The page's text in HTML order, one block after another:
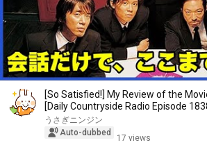
[So Satisfied!] My Review of the
[Daily Countryside Radio Episode
うさぎニンジン
Auto-dubbed
17 views